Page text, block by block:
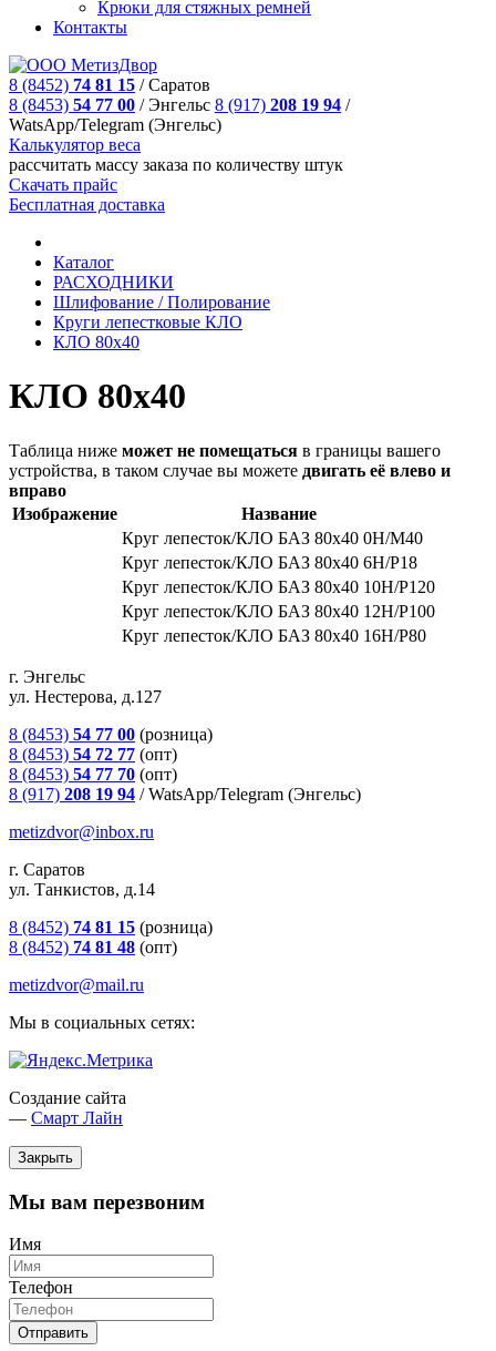
Крюки для стяжных ремней
Контакты
8 (8452) 74 81 15 /Саратов
8 (8453) 54 77 00 /Энгельс 8 (917) 208 19 94 /
WatsApp/Telegram (Энгельс)
Калькулятор веса
рассчитать массу заказа по количеству штук
Скачать прайс
Бесплатная доставка
Каталог
РАСХОДНИКИ
Шлифование / Полирование
Круги лепестковые КЛО
КЛО 80х40
КЛО 80х40
Таблица ниже может не помещаться в границы вашего
устройства, в таком случае вы можете двигать её влево и
вправо
Изображение
Название
Круг лепесток/КЛО БАЗ 80x40 0Н/М40
Круг лепесток/КЛО БАЗ 80x40 6Н/Р18
Круг лепесток/КЛО БАЗ 80х40 10Н/Р120
Круг лепесток/КЛО БАЗ 80х40 12Н/Р100
Круг лепесток/КЛО БАЗ 80х40 16Н/Р80
г. Энгельс
ул. Нестерова, д.127
8 (8453) 54 77 00 (розница)
8 (8453) 54 72 77 (опт)
8 (8453) 54 77 70 (опт)
8 (917) 208 19 94 /WatsApp/Telegram (Энгельс)
metizdvor@inbox.ru
г. Саратов
ул. Танкистов, д.14
8 (8452) 74 81 15 (розница)
8 (8452) 74 81 48 (опт)
metizdvor@mail.ru
Мы в социальных сетях:
Создание сайта
— Смарт Лайн
Закрыть
Мы вам перезвоним
Имя
Телефон
Отправить